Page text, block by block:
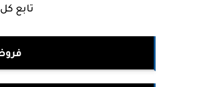
تابع كل ما يخص